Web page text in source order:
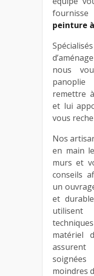
peinture
nous
remettre
et lui
vous
Nos
en main
murs et
conseils
un
et
utilisent
matériel
assurent
moindres